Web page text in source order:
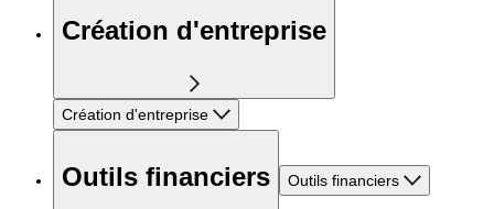
Création d'entreprise
Création d'entreprise
Outils financiers Outils financiers